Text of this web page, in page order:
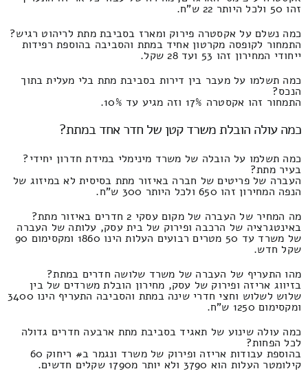
זהו 50 ולכל היותר 22 ש"ח.
כמה נשלם על אקסטרה פירוק ומארז בסביבת מתת לריהוט רגיש?
התמחור לקופסה מקרטון אחיד במתת והסביבה בהוספת רפידות
ייחודי המחירון זהו 53 ועד 28 שקל.
כמה תשלמו על מעבר בין דירות בסביבת מתת בלי מעלית בתוך
הנכס?
התמחור זהו אקסטרה 17% וזה מגיע עד 10%.
כמה עולה הובלת משרד קטן של חדר אחד במתת?
כמה תשלמו על הובלה של משרד מינימלי במידת חדרון יחידי?
בעיר מתת?
העברה של פריטים של חברה באיזור מתת בסיסית לא במיזוג של
הנפה המחירון זהו 650 ולכל היותר 300 ש"ח.
מה המחיר של העברה של מקום עסקי 2 חדרים באיזור מתת?
באינטגרציה של הרכבה ופירוק של בית עסק, עלותה של העברה
של משרד עד 50 מטרים רבועים העלות הינו 1860 ומקסימום 90
שקל חדש.
מהו התעריף של העברה של משרד שלושה חדרים במתת?
בזיווג אריזה ופירוק של עסק, מחירון הובלת משרדים של בין
שלוש לשלוש וחצי חדרי שינה במתת והסביבה התעריף הינו 3400
ומקסימום 1250 ש"ח.
כמה עולה שינוע של תאגיד בסביבת מתת ארבעה חדרים גדולה
לכל הפחות?
בהוספת עבודות אריזה ופירוק של משרד ונגמר ב# ריחוק 60
קילומטר העלות הוא 3790 ולא יותר מ1790 שקלים חדשים.